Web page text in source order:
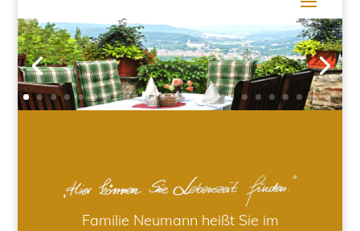
Familie Neumann heißt Sie im